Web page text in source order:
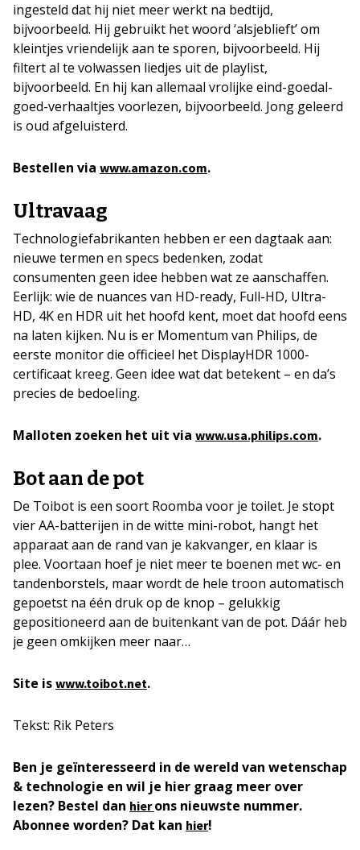
ingesteld dat hij niet meer werkt na bedtijd,
bijvoorbeeld. Hij gebruikt het woord ‘alsjeblieft’ om
kleintjes vriendelijk aan te sporen, bijvoorbeeld. Hij
filtert al te volwassen liedjes uit de playlist,
bijvoorbeeld. En hij kan allemaal vrolijke eind-goedal-
goed-verhaaltjes voorlezen, bijvoorbeeld. Jong geleerd
is oud afgeluisterd.
Bestellen via www.amazon.com.
Ultravaag
Technologiefabrikanten hebben er een dagtaak aan:
nieuwe termen en specs bedenken, zodat
consumenten geen idee hebben wat ze aanschaffen.
Eerlijk: wie de nuances van HD-ready, Full-HD, Ultra-
HD, 4K en HDR uit het hoofd kent, moet dat hoofd eens
na laten kijken. Nu is er Momentum van Philips, de
eerste monitor die officieel het DisplayHDR 1000-
certificaat kreeg. Geen idee wat dat betekent – en da’s
precies de bedoeling.
Malloten zoeken het uit via www.usa.philips.com.
Bot aan de pot
De Toibot is een soort Roomba voor je toilet. Je stopt
vier AA-batterijen in de witte mini-robot, hangt het
apparaat aan de rand van je kakvanger, en klaar is
plee. Voortaan hoef je niet meer te boenen met wc- en
tandenborstels, maar wordt de hele troon automatisch
gepoetst na één druk op de knop – gelukkig
gepositioneerd aan de buitenkant van de pot. Dáár heb
je geen omkijken meer naar…
Site is www.toibot.net.
Tekst: Rik Peters
Ben je geïnteresseerd in de wereld van wetenschap
& technologie en wil je hier graag meer over
lezen? Bestel dan hierons nieuwste nummer.
Abonnee worden? Dat kan hier!